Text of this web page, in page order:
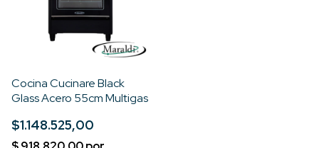
Cocina Cucinare Black
Glass Acero 55cm Multigas
$1.148.525,00